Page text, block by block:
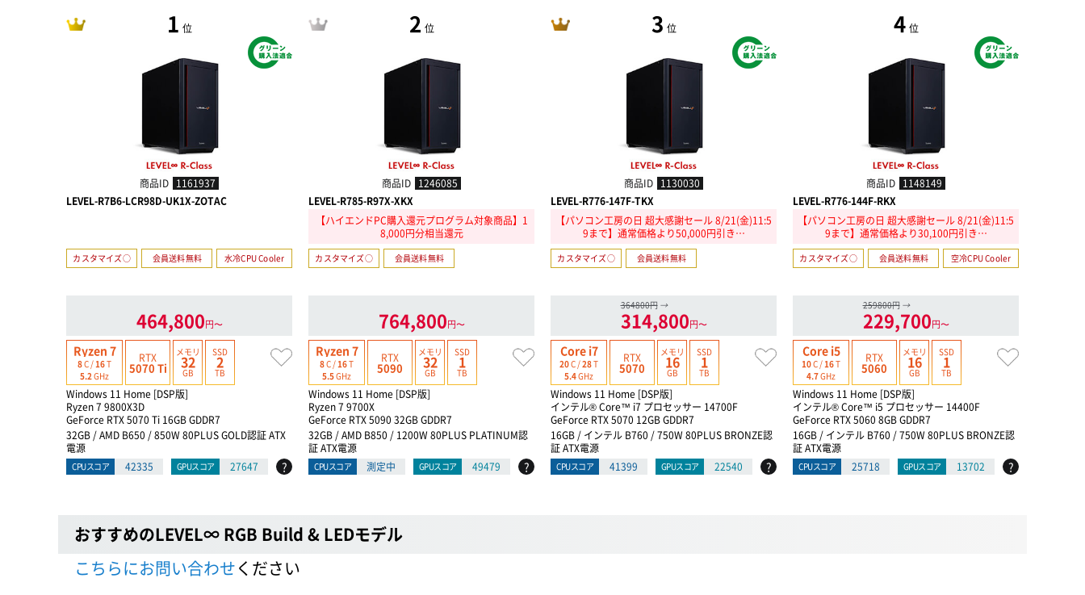
1 位
商品ID 1161937
LEVEL-R7B6-LCR98D-UK1X-ZOTAC
カスタマイズ○ 会員送料無料 水冷CPU Cooler
464,800円〜
Ryzen 7
8C /16T
5.2 GHz
RTX
5070 Ti
メモリ
32
GB
SSD
2
TB
Windows 11 Home [DSP版]
Ryzen 7 9800X3D
GeForce RTX 5070 Ti 16GB GDDR7
32GB / AMD B650 / 850W 80PLUS GOLD認証 ATX
電源
CPUスコア 42335 GPUスコア 27647 ?
2 位
商品ID 1246085
LEVEL-R785-R97X-XKX
【ハイエンドPC購入還元プログラム対象商品】1
8,000円分相当還元
カスタマイズ○ 会員送料無料
764,800円〜
Ryzen 7
8C /16T
5.5GHz
RTX
5090
メモリ
32
GB
SSD
1
TB
Windows 11 Home [DSP版]
Ryzen 7 9700X
GeForce RTX 5090 32GB GDDR7
32GB / AMD B850 / 1200W 80PLUS PLATINUM認
証 ATX電源
CPUスコア 測定中 GPUスコア 49479 ?
3 位
商品ID 1130030
LEVEL-R776-147F-TKX
【パソコン工房の日 超大感謝セール 8/21(金)11:5
9まで】通常価格より50,000円引き…
カスタマイズ○ 会員送料無料
364800円 →
314,800円〜
Core i7
20C /28T
5.4GHz
RTX
5070
メモリ
16
GB
SSD
1
TB
Windows 11 Home [DSP版]
インテル® Core™ i7 プロセッサー 14700F
GeForce RTX 5070 12GB GDDR7
16GB / インテル B760 / 750W 80PLUS BRONZE認
証 ATX電源
CPUスコア 41399 GPUスコア 22540 ?
4 位
商品ID 1148149
LEVEL-R776-144F-RKX
【パソコン工房の日 超大感謝セール 8/21(金)11:5
9まで】通常価格より30,100円引き…
カスタマイズ○ 会員送料無料 空冷CPU Cooler
259800円 →
229,700円〜
Core i5
10C /16T
4.7GHz
RTX
5060
メモリ
16
GB
SSD
1
TB
Windows 11 Home [DSP版]
インテル® Core™ i5 プロセッサー 14400F
GeForce RTX 5060 8GB GDDR7
16GB / インテル B760 / 750W 80PLUS BRONZE認
証 ATX電源
CPUスコア 25718 GPUスコア 13702 ?
おすすめのLEVEL∞ RGB Build & LEDモデル
こちらにお問い合わせください